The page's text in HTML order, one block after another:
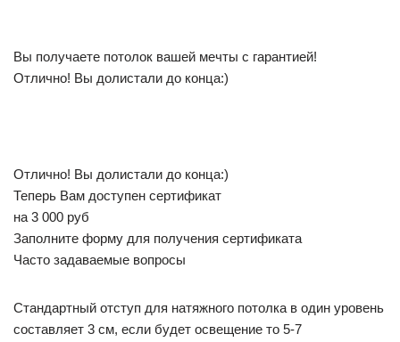
Вы получаете потолок вашей мечты с гарантией!
Отлично! Вы долистали до конца:)
Отлично! Вы долистали до конца:)
Теперь Вам доступен сертификат
на 3 000 руб
Заполните форму для получения сертификата
Часто задаваемые вопросы
Стандартный отступ для натяжного потолка в один уровень
составляет 3 см, если будет освещение то 5-7